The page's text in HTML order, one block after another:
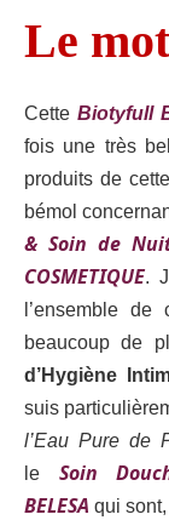
Le
Cette Biotyfull
fois une très
produits de
bémol
& Soin de
COSMETIQUE. J
l’ensemble
beaucoup de
d’Hygiène
suis
l’Eau Pure de
le Soin
BELESA qui